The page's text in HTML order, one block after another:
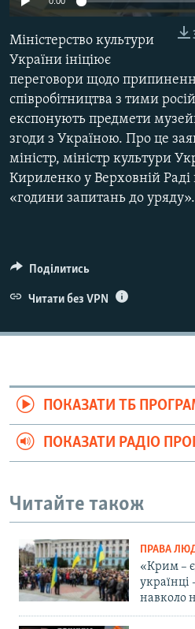
ВІДЕОУРОКИ «ELIFBE»
СВІДЧЕННЯ ОКУПАЦІЇ
УКРАЇНСЬКА ПРОБЛЕМА КРИМУ
ІНФОГРАФІКА
Qırımtatar
ДОЛУЧАЙСЯ!
Усі сайти RFE/RL
Міністерство культури
України ініціює
переговори щодо
співробітництва з тими
експонують предмети
згоди з Україною. Про це
міністр, міністр культури
Кириленко у Верховній
«години запитань до уряду».
Поділитись
Читати без VPN
ПОКАЗАТИ ТБ
ПОКАЗАТИ РАДІО
Читайте також
ПРАВА
«Крим –
українці
навколо